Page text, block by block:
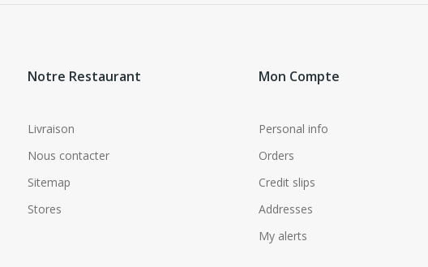
Notre Restaurant
Livraison
Nous contacter
Sitemap
Stores
Mon Compte
Personal info
Orders
Credit slips
Addresses
My alerts